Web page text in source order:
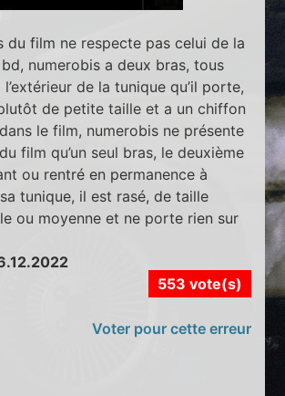
du film ne respecte pas celui de la
numerobis a deux bras, tous
de la tunique qu’il porte,
de petite taille et a un chiffon
le film, numerobis ne présente
film qu’un seul bras, le deuxième
ou rentré en permanence à
tunique, il est rasé, de taille
ou moyenne et ne porte rien sur
553 vote(s)
Voter pour cette erreur